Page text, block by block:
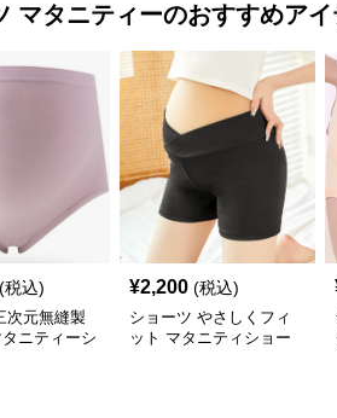
マタニティーのおすすめアイ
(税込)
次元無縫製
ニティーシ
¥2,200 (税込)
ショーツ やさしくフィ
ット マタニティショー